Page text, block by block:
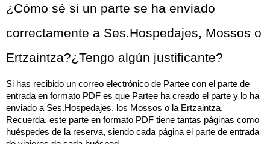
¿Cómo sé si un parte se ha enviado
correctamente a Ses.Hospedajes, Mossos o
Ertzaintza?¿Tengo algún justificante?
Si has recibido un correo electrónico de Partee con el parte de
entrada en formato PDF es que Partee ha creado el parte y lo ha
enviado a Ses.Hospedajes, los Mossos o la Ertzaintza.
Recuerda, este parte en formato PDF tiene tantas páginas como
huéspedes de la reserva, siendo cada página el parte de entrada